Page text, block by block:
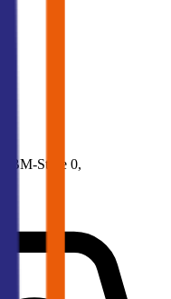
BM-Stufe 0,